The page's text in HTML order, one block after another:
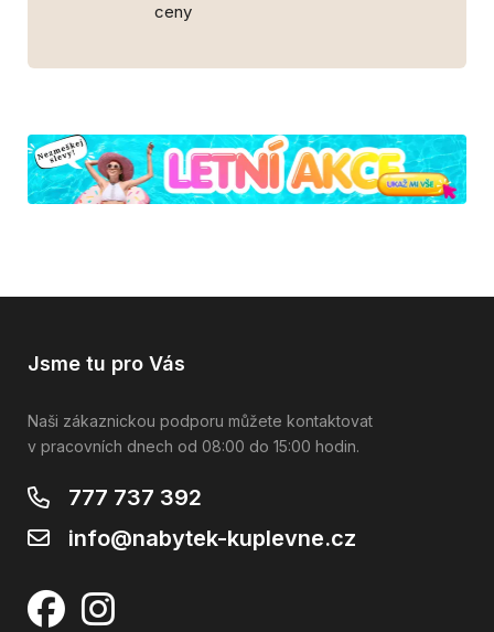
ceny
Jsme tu pro Vás
Naši zákaznickou podporu můžete kontaktovat
v pracovních dnech od 08:00 do 15:00 hodin.
777 737 392
info@nabytek-kuplevne.cz